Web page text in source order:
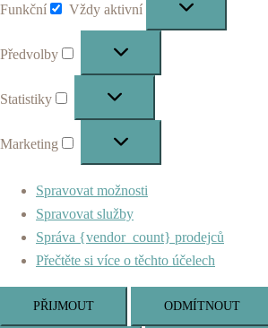
Funkční
Funkční
Vždy aktivní
Předvolby
Statistiky
Marketing
Spravovat možnosti
Spravovat služby
Správa {vendor_count} prodejců
Přečtěte si více o těchto účelech
PŘIJMOUT ODMÍTNOUT